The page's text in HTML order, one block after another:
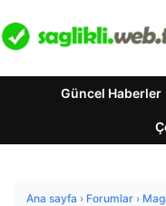
Güncel Haberler
Ana sayfa › Forumlar ›